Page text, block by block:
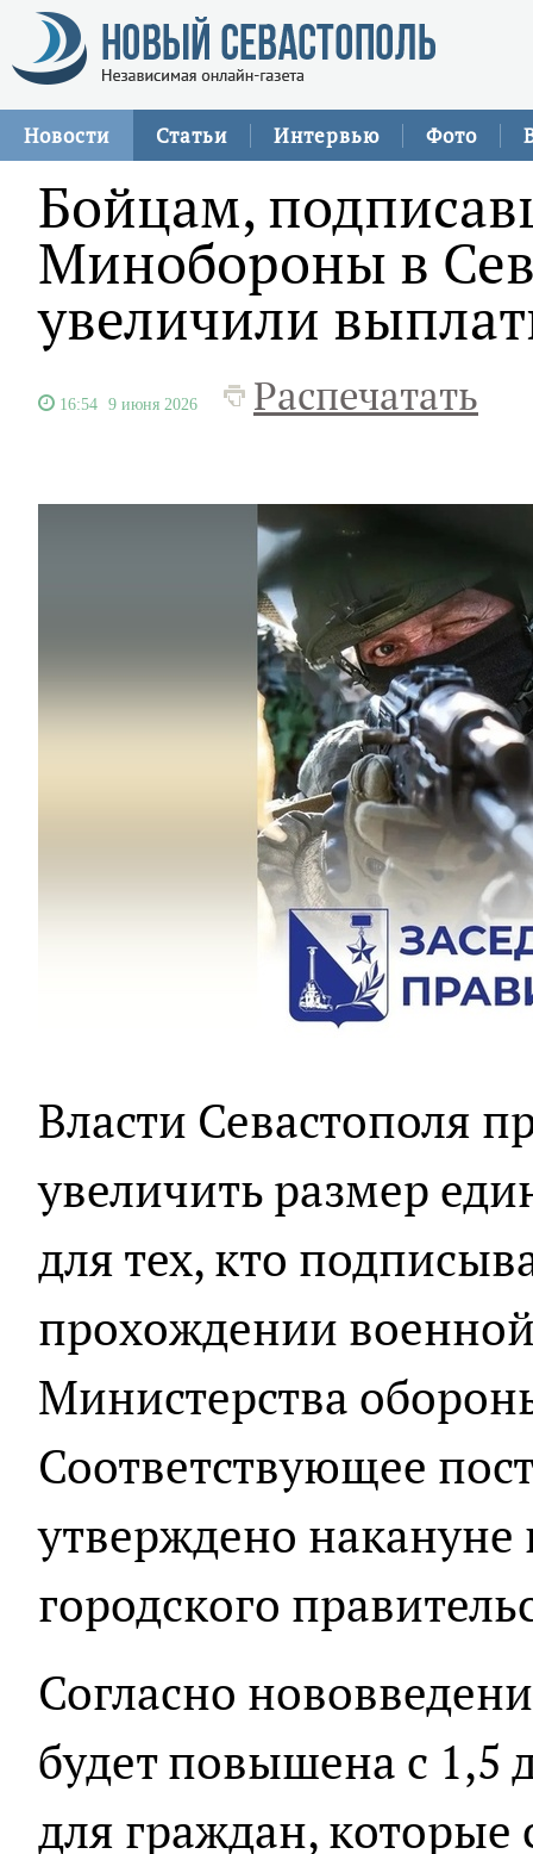
Новости Статьи Интервью Фото
Бойцам,
Минобороны в
увеличили
16:54 9 июня 2026 Распечатать
Власти Севастополя
увеличить размер
для тех, кто
прохождении
Министерства
Соответствующее
утверждено накануне
городского
Согласно
будет повышена с 1,5
для граждан, которые